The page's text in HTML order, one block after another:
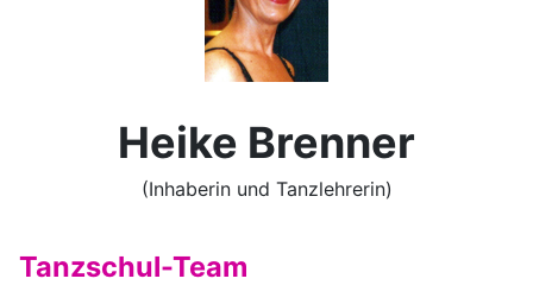
Heike Brenner
(Inhaberin und Tanzlehrerin)
Tanzschul-Team